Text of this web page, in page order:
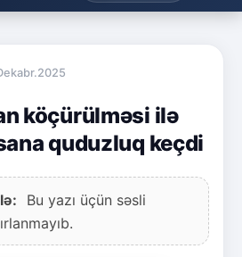
köçürülməsi ilə
quduzluq keçdi
Bu yazı üçün səsli